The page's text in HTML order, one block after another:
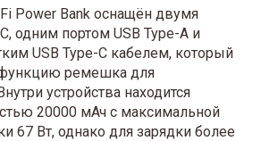
Power Bank оснащён двумя
одним портом USB Type-A и
USB Type-C кабелем, который
ремешка для
устройства находится
20000 мАч с максимальной
67 Вт, однако для зарядки более